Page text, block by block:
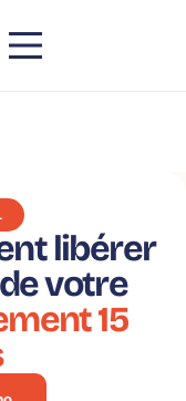
libérer
votre
15